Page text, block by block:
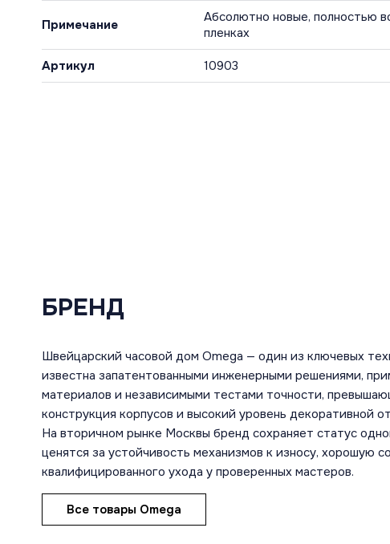
Примечание
Абсолютно новые, полностью
пленках
Артикул 10903
БРЕНД
Швейцарский часовой дом Omega — один из ключевых
известна запатентованными инженерными решениями,
материалов и независимыми тестами точности,
конструкция корпусов и высокий уровень декоративной
На вторичном рынке Москвы бренд сохраняет статус
ценятся за устойчивость механизмов к износу, хорошую
квалифицированного ухода у проверенных мастеров.
Все товары Omega